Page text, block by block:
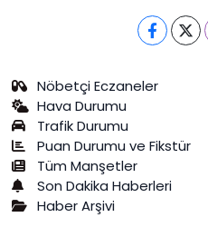
Nöbetçi Eczaneler
Hava Durumu
Trafik Durumu
Puan Durumu ve Fikstür
Tüm Manşetler
Son Dakika Haberleri
Haber Arşivi